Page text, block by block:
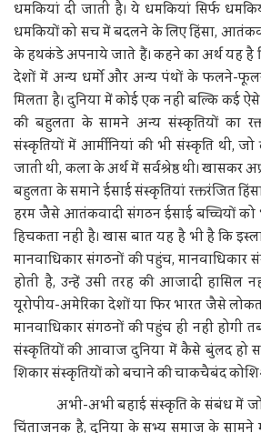
धमकियां दी जाती है। ये धमकियां सिर्फ
धमकियों को सच में बदलने के लिए हिंसा,
के हथकंडे अपनाये जाते हैं। कहने का अर्थ यह है
देशों में अन्य धर्मो और अन्य पंथों के फलने-
मिलता है। दुनिया में कोई एक नहीं बल्कि कई
की बहुलता के सामने अन्य संस्कृतियों का
संस्कृतियों में आर्मीनियां की भी संस्कृति थी, जो
जाती थी, कला के अर्थ में सर्वश्रेष्ठ थी। खासकर
बहुलता के समाने ईसाई संस्कृतियां रक्तरंजित
हरम जैसे आतंकवादी संगठन ईसाई बच्चियों
हिचकता नहीं है। खास बात यह है भी है कि
मानवाधिकार संगठनों की पहुंच, मानवाधिकार
होती है, उन्हें उसी तरह की आजादी हासिल
यूरोपीय-अमेरिका देशों या फिर भारत जैसे
मानवाधिकार संगठनों की पहुंच ही नहीं होगी
संस्कृतियों की आवाज दुनिया में कैसे बुंलद हो
शिकार संस्कृतियों को बचाने की चाकचैबंद
अभी-अभी बहाई संस्कृति के संबंध में जो